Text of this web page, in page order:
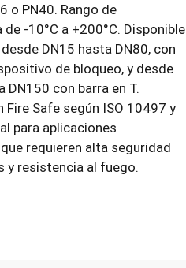
o PN40. Rango de
-10°C a +200°C. Disponible
DN15 hasta DN80, con
de bloqueo, y desde
DN150 con barra en T.
Fire Safe según ISO 10497 y
para aplicaciones
requieren alta seguridad
y resistencia al fuego.